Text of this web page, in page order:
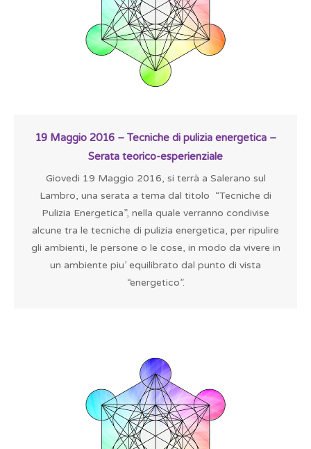
19 Maggio 2016 – Tecniche di pulizia energetica –
Serata teorico-esperienziale
Giovedi 19 Maggio 2016, si terrà a Salerano sul
Lambro, una serata a tema dal titolo “Tecniche di
Pulizia Energetica”, nella quale verranno condivise
alcune tra le tecniche di pulizia energetica, per ripulire
gli ambienti, le persone o le cose, in modo da vivere in
un ambiente piu’ equilibrato dal punto di vista
“energetico”.